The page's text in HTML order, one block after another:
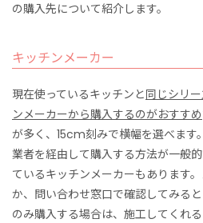
の購入先について紹介します。
キッチンメーカー
現在使っているキッチンと同じシリ
ンメーカーから購入するのがおすすめ
が多く、15cm刻みで横幅を選べます
業者を経由して購入する方法が一般
ているキッチンメーカーもあります
か、問い合わせ窓口で確認してみる
のみ購入する場合は、施工してくれ